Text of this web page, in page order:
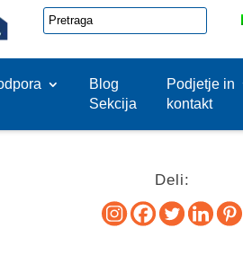
Blog
Sekcija
Podjetje in
kontakt
Deli: